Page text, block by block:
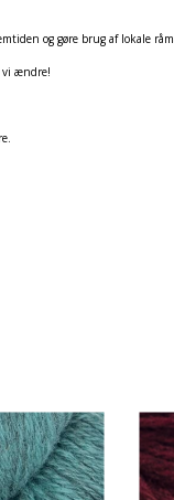
og gøre brug af lokale
vi ændre!